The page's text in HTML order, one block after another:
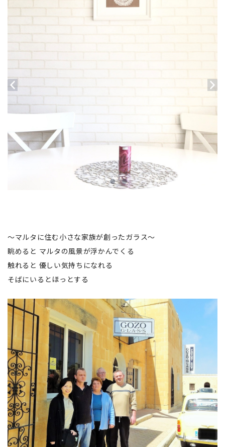
～マルタに住む小さな家族が創ったガラス～
眺めると マルタの風景が浮かんでくる
触れると 優しい気持ちになれる
そばにいるとほっとする